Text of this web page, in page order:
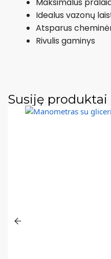
Idealus vazonų
Atsparus
Rivulis gaminys
Susiję produktai